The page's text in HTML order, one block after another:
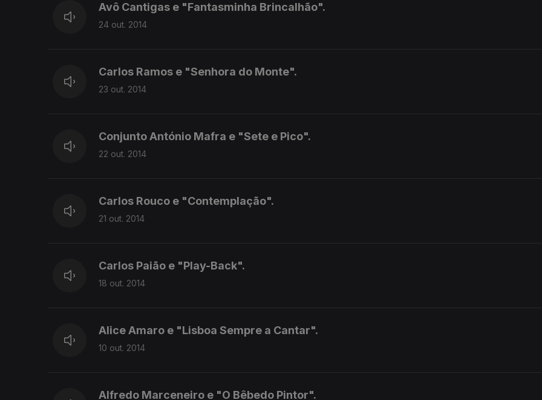
Avô Cantigas e "Fantasminha Brincalhão".
24 out. 2014
Carlos Ramos e "Senhora do Monte".
23 out. 2014
Conjunto António Mafra e "Sete e Pico".
22 out. 2014
Carlos Rouco e "Contemplação".
21 out. 2014
Carlos Paião e "Play-Back".
18 out. 2014
Alice Amaro e "Lisboa Sempre a Cantar".
10 out. 2014
Alfredo Marceneiro e "O Bêbedo Pintor".